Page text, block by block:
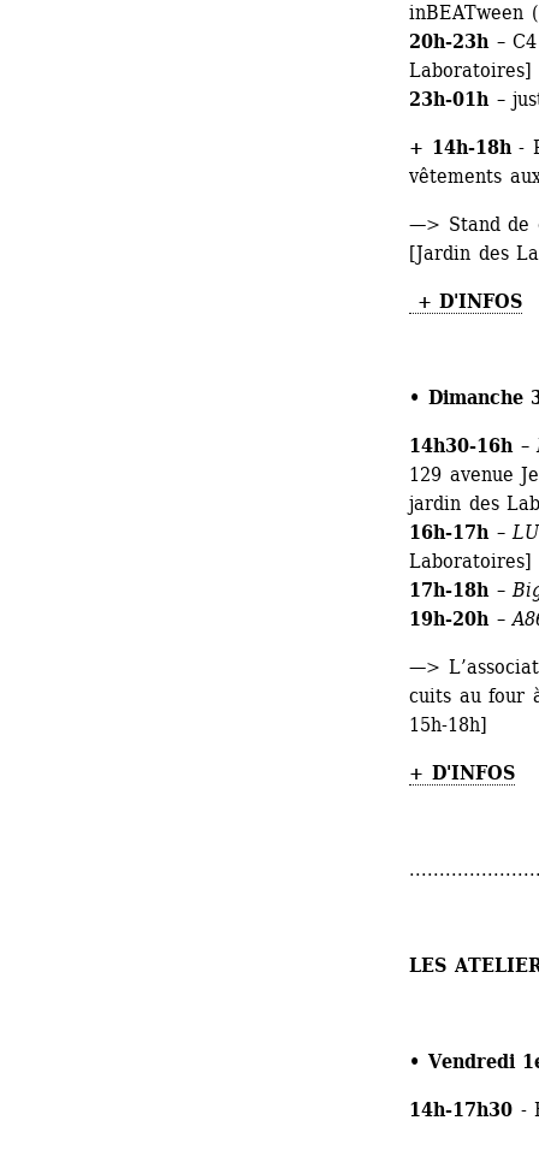
inBEATween
20h-23h– C4
Laboratoires]
23h-01h–
+ 14h-18h-
vêtements
—> Stand de
[Jardin des
+ D'INFOS
• Dimanche
14h30-16h–
129 avenue
jardin des
16h-17h–
Laboratoires]
17h-18h–
19h-20h–
—>
cuits au four
15h-18h]
+ D'INFOS
LES
• Vendredi
14h-17h30 -